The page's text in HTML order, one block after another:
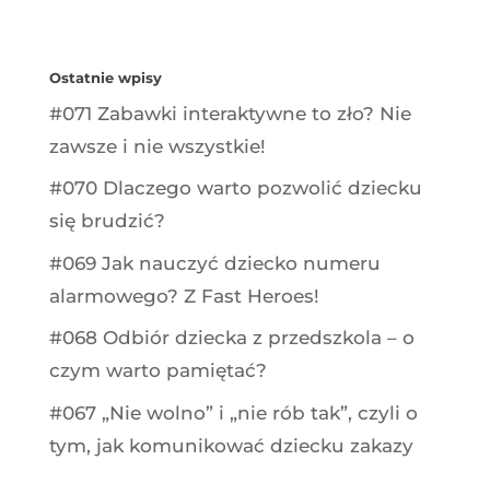
Ostatnie wpisy
#071 Zabawki interaktywne to zło? Nie
zawsze i nie wszystkie!
#070 Dlaczego warto pozwolić dziecku
się brudzić?
#069 Jak nauczyć dziecko numeru
alarmowego? Z Fast Heroes!
#068 Odbiór dziecka z przedszkola – o
czym warto pamiętać?
#067 „Nie wolno” i „nie rób tak”, czyli o
tym, jak komunikować dziecku zakazy